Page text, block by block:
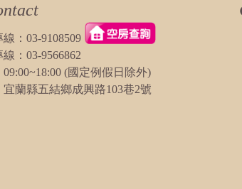
內容：
您好，5/2當天已經有他組旅客
訪客：
橘
主題：
6人包棟
： 03-9108509
： 03-9566862
(國定例假日除外)
宜蘭縣五結鄉成興路103巷2號